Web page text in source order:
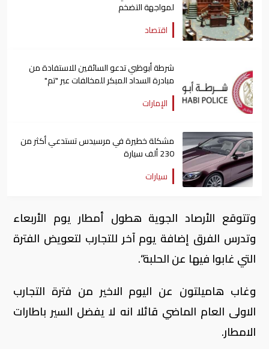
لمواجهة التضخم
اقتصاد
شرطة أبوظبي تدعو السائقين للاستفادة من
مبادرة السداد المبكر للمخالفات عبر "تم"
الإمارات
مشكلة خطيرة في مرسيدس تستدعي أكثر من
230 ألف سيارة
سيارات
وتتوقع الأرصاد الجوية هطول أمطار يوم الأربعاء
وتدرس الفرق إضافة يوم آخر للتجارب لتعويض الفترة
التي غابوا فيها عن الحلبة“.
وغاب هاميلتون عن اليوم الاخير من فترة التجارب
الاولى العام الماضي قائلا انه لا يفضل السير باطارات
الامطار.